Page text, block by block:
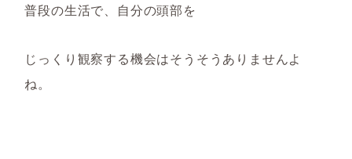
普段の生活で、自分の頭部を
じっくり観察する機会はそうそうありませんよ
ね。